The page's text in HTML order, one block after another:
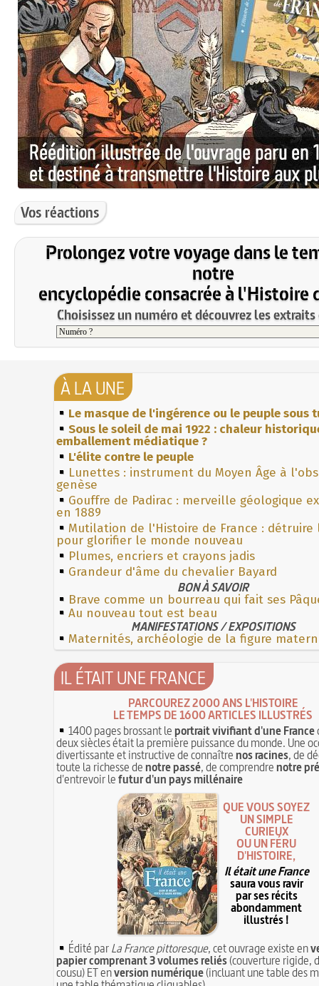
Vos réactions
Prolongez votre voyage dans le
notre
encyclopédie consacrée à l'Histoire
Choisissez un numéro et découvrez les
À LA UNE
Le masque de l'ingérence ou le peuple sous
Sous le soleil de mai 1922 : chaleur
emballement médiatique ?
L'élite contre le peuple
Lunettes : instrument du Moyen Âge à
genèse
Gouffre de Padirac : merveille géologique
en 1889
Mutilation de l'Histoire de France : détruire
pour glorifier le monde nouveau
Plumes, encriers et crayons jadis
Grandeur d'âme du chevalier Bayard
BON À SAVOIR
Brave comme un bourreau qui fait ses
Au nouveau tout est beau
MANIFESTATIONS / EXPOSITIONS
Maternités, archéologie de la figure
IL ÉTAIT UNE FRANCE
PARCOUREZ 2000 ANS L'HISTOIRE
LE TEMPS DE 1600 ARTICLES ILLUSTRÉS
1400 pages brossant leportrait vivifiant d'une France
deux siècles était la première puissance du monde. Une
divertissante et instructive de connaîtrenos racines, de
toute la richesse denotre passé, de comprendrenotre
d'entrevoir lefutur d'un pays millénaire
QUE VOUS SOYEZ
UN SIMPLE
CURIEUX
OU UN FÉRU
D'HISTOIRE,
Il était une France
saura vous ravir
par ses récits
abondamment
illustrés !
Édité parLa France pittoresque, cet ouvrage existe en
papier comprenant 3 volumes reliés(couverture rigide,
cousu) ET enversion numérique(incluant une table des